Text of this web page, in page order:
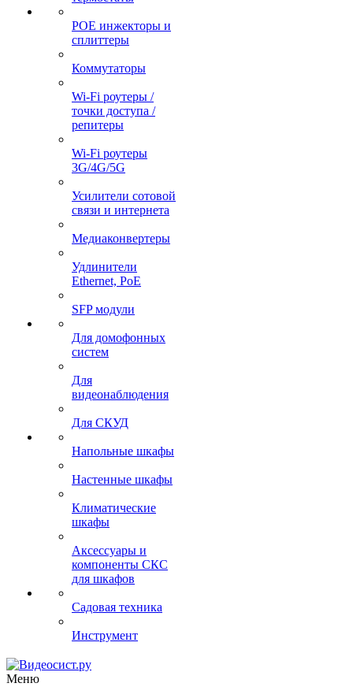
POE инжекторы и
сплиттеры
Коммутаторы
Wi-Fi роутеры /
точки доступа /
репитеры
Wi-Fi роутеры
3G/4G/5G
Усилители сотовой
связи и интернета
Медиаконвертеры
Удлинители
Ethernet, PoE
SFP модули
Для домофонных
систем
Для
видеонаблюдения
Для СКУД
Напольные шкафы
Настенные шкафы
Климатические
шкафы
Аксессуары и
компоненты СКС
для шкафов
Садовая техника
Инструмент
Меню